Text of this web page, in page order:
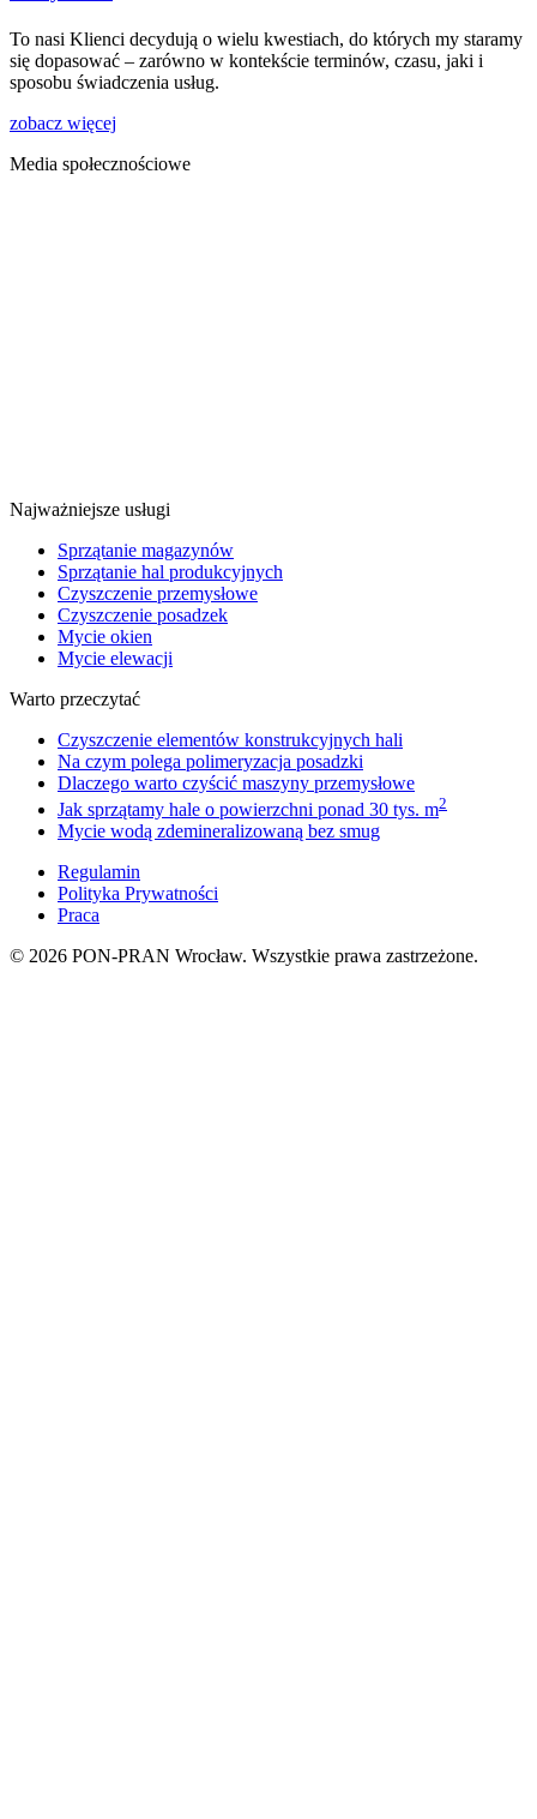
To nasi Klienci decydują o wielu kwestiach, do których my staramy
się dopasować – zarówno w kontekście terminów, czasu, jaki i
sposobu świadczenia usług.
zobacz więcej
Media społecznościowe
Najważniejsze usługi
Sprzątanie magazynów
Sprzątanie hal produkcyjnych
Czyszczenie przemysłowe
Czyszczenie posadzek
Mycie okien
Mycie elewacji
Warto przeczytać
Czyszczenie elementów konstrukcyjnych hali
Na czym polega polimeryzacja posadzki
Dlaczego warto czyścić maszyny przemysłowe
Jak sprzątamy hale o powierzchni ponad 30 tys. m2
Mycie wodą zdemineralizowaną bez smug
Regulamin
Polityka Prywatności
Praca
© 2026 PON-PRAN Wrocław. Wszystkie prawa zastrzeżone.